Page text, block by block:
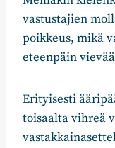
vastustajien
poikkeus, mikä
eteenpäin
Erityisesti
toisaalta vihreä